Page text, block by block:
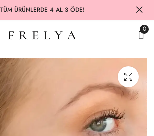
TÜM ÜRÜNLERDE 4 AL 3 ÖDE!
0